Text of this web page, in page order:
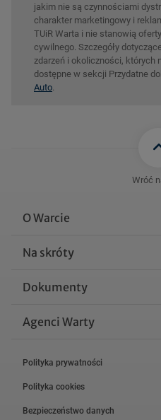
jakim nie są czynnościami
charakter marketingowy i
TUiR Warta i nie stanowią
cywilnego. Szczegóły
zdarzeń i okoliczności, których
dostępne w sekcji Przydatne
Auto
Wróć
O Warcie
Na skróty
Dokumenty
Agenci Warty
Polityka prywatności
Polityka cookies
Bezpieczeństwo danych